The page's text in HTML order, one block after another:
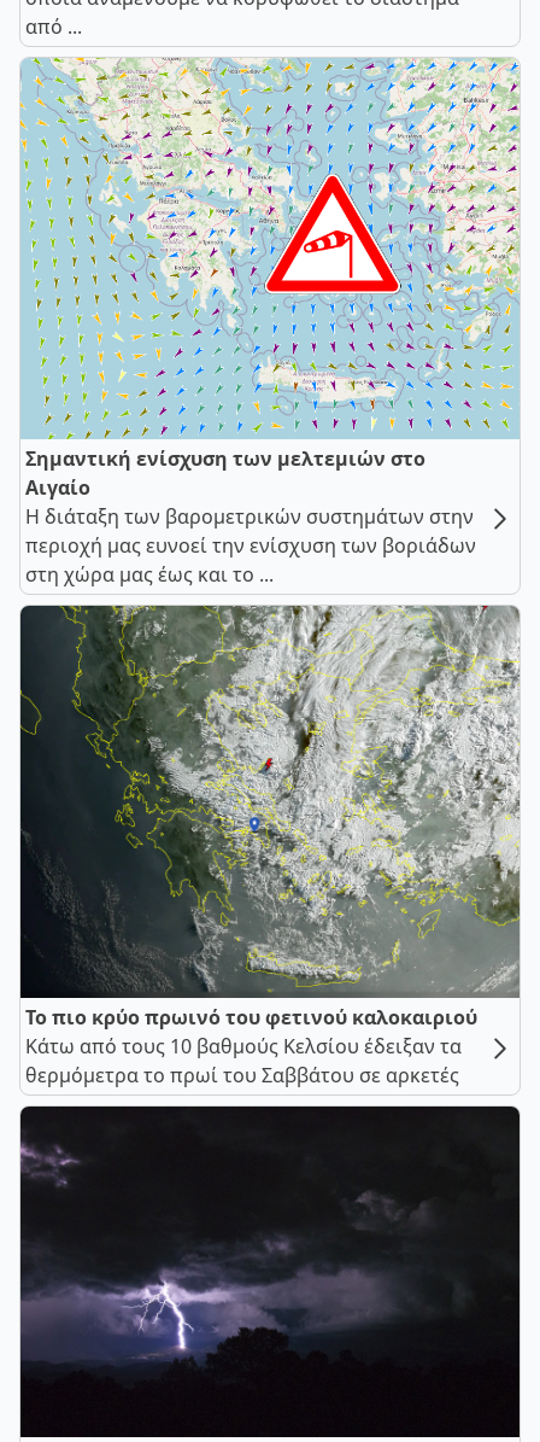
από ...
Σημαντική ενίσχυση των μελτεμιών στο
Αιγαίο
Η διάταξη των βαρομετρικών συστημάτων στην
περιοχή μας ευνοεί την ενίσχυση των βοριάδων
στη χώρα μας έως και το ...
Το πιο κρύο πρωινό του φετινού καλοκαιριού
Κάτω από τους 10 βαθμούς Κελσίου έδειξαν τα
θερμόμετρα το πρωί του Σαββάτου σε αρκετές